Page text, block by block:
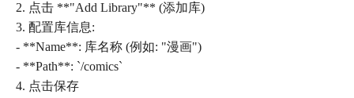
2. 点击 **"Add Library"** (添加库)
3. 配置库信息:
- **Name**: 库名称 (例如: "漫画")
- **Path**: `/comics`
4. 点击保存